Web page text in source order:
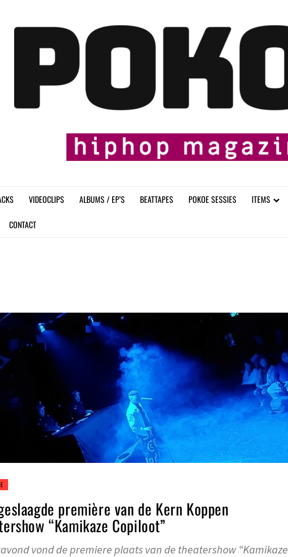
VIDEOCLIPS ALBUMS / EP’S BEATTAPES POKOE SESSIES ITEMS
CONTACT
première van de Kern Koppen
“Kamikaze Copiloot”
vond de premiere plaats van de theatershow “Kamikaze